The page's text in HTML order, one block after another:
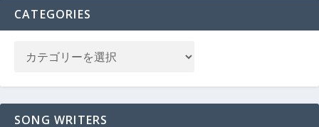
CATEGORIES
SONG WRITERS